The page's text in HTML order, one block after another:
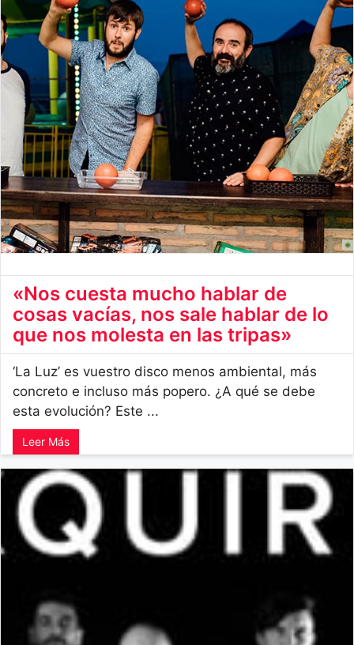
«Nos cuesta mucho hablar de
cosas vacías, nos sale hablar de lo
que nos molesta en las tripas»
‘La Luz’ es vuestro disco menos ambiental, más
concreto e incluso más popero. ¿A qué se debe
esta evolución? Este ...
Leer Más